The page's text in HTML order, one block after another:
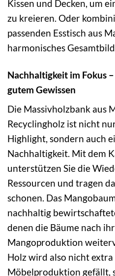
Kissen und Decken, um
zu kreieren. Oder
passenden Esstisch aus
harmonisches
Nachhaltigkeit im Fokus
gutem Gewissen
Die Massivholzbank aus
Recyclingholz ist nicht
Highlight, sondern auch
Nachhaltigkeit. Mit dem
unterstützen Sie die
Ressourcen und tragen
schonen. Das
nachhaltig
denen die Bäume nach
Mangoproduktion
Holz wird also nicht
Möbelproduktion gefällt,